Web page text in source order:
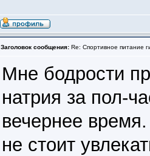
Заголовок сообщения: Re: Спортивное питание
Мне бодрости
натрия за пол-
вечернее
не стоит